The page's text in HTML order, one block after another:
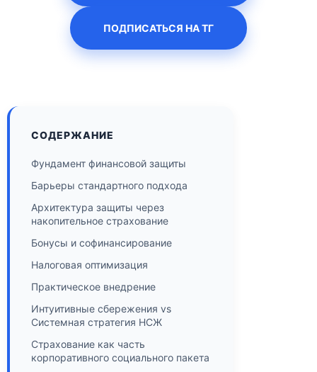
ПОДПИСАТЬСЯ НА ТГ
СОДЕРЖАНИЕ
Фундамент финансовой защиты
Барьеры стандартного подхода
Архитектура защиты через
накопительное страхование
Бонусы и софинансирование
Налоговая оптимизация
Практическое внедрение
Интуитивные сбережения vs
Системная стратегия НСЖ
Страхование как часть
корпоративного социального пакета